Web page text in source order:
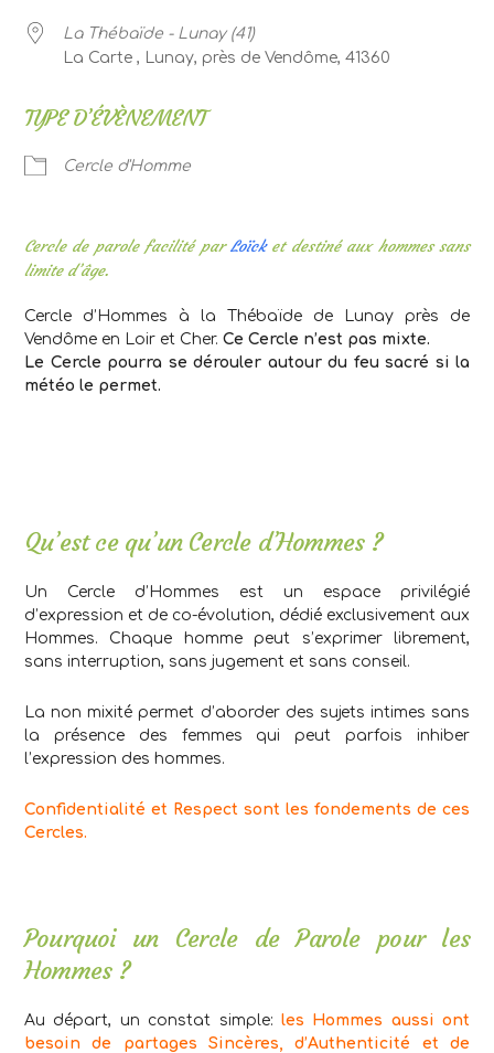
La Thébaïde - Lunay (41)
La Carte , Lunay, près de Vendôme, 41360
TYPE D’ÉVÈNEMENT
Cercle d'Homme
Cercle de parole facilité parLoïcket destiné aux hommes sans
limite d’âge.
Cercle d’Hommes à la Thébaïde de Lunay près de
Vendôme en Loir et Cher. Ce Cercle n’est pas mixte.
Le Cercle pourra se dérouler autour du feu sacré si la
météo le permet.
Qu’est ce qu’un Cercle d’Hommes ?
Un Cercle d’Hommes est un espace privilégié
d’expression et de co-évolution, dédié exclusivement aux
Hommes. Chaque homme peut s’exprimer librement,
sans interruption, sans jugement et sans conseil.
La non mixité permet d’aborder des sujets intimes sans
la présence des femmes qui peut parfois inhiber
l’expression des hommes.
Confidentialité et Respect sont les fondements de ces
Cercles.
Pourquoi un Cercle de Parole pour les
Hommes ?
Au départ, un constat simple: les Hommes aussi ont
besoin de partages Sincères, d’Authenticité et de